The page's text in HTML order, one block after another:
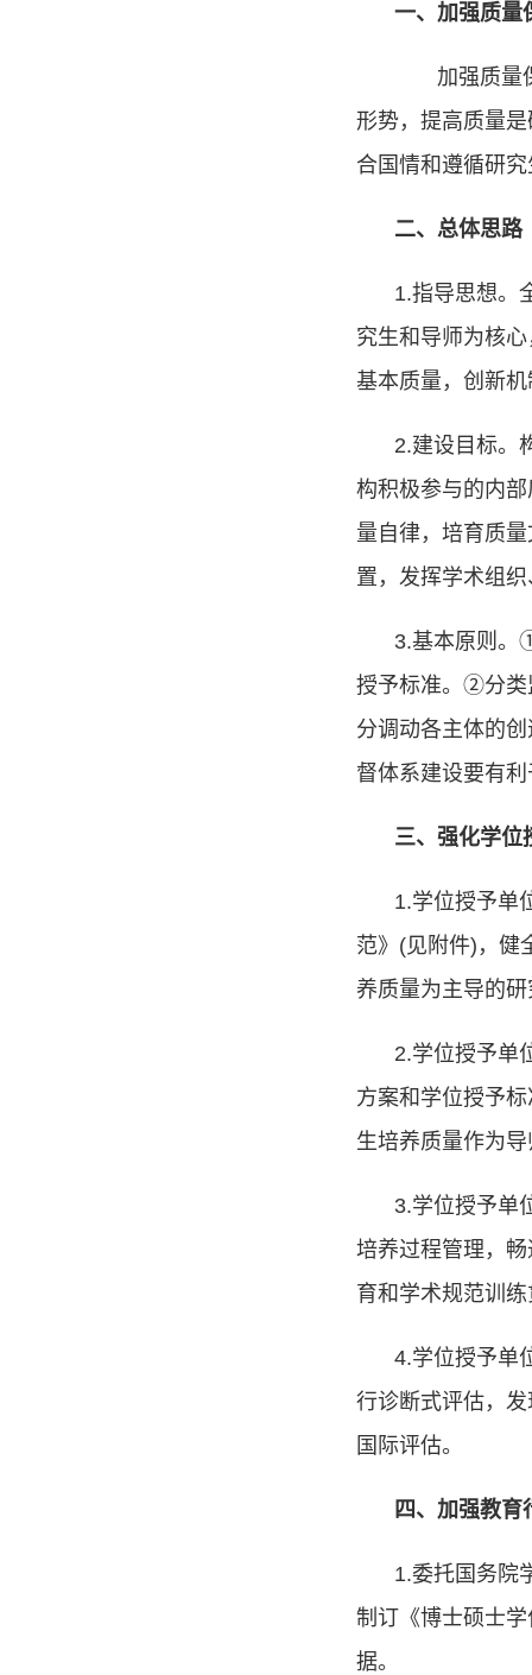
一、加强质量
加强质量保
形势，提高质量
合国情和遵循研
二、总体思路
1.指导思想。
究生和导师为核
基本质量，创新
2.建设目标。
构积极参与的内
量自律，培育质
置，发挥学术组
3.基本原则。
授予标准。 ②分
分调动各主体的
督体系建设要有
三、强化学位
1.学位授予单
范》 (见附件) ，健
养质量为主导的
2.学位授予单
方案和学位授予
生培养质量作为
3.学位授予单
培养过程管理，
育和学术规范训
4.学位授予单
行诊断式评估，
国际评估。
四、加强教育
1.委托国务院
制订《博士硕士
据。